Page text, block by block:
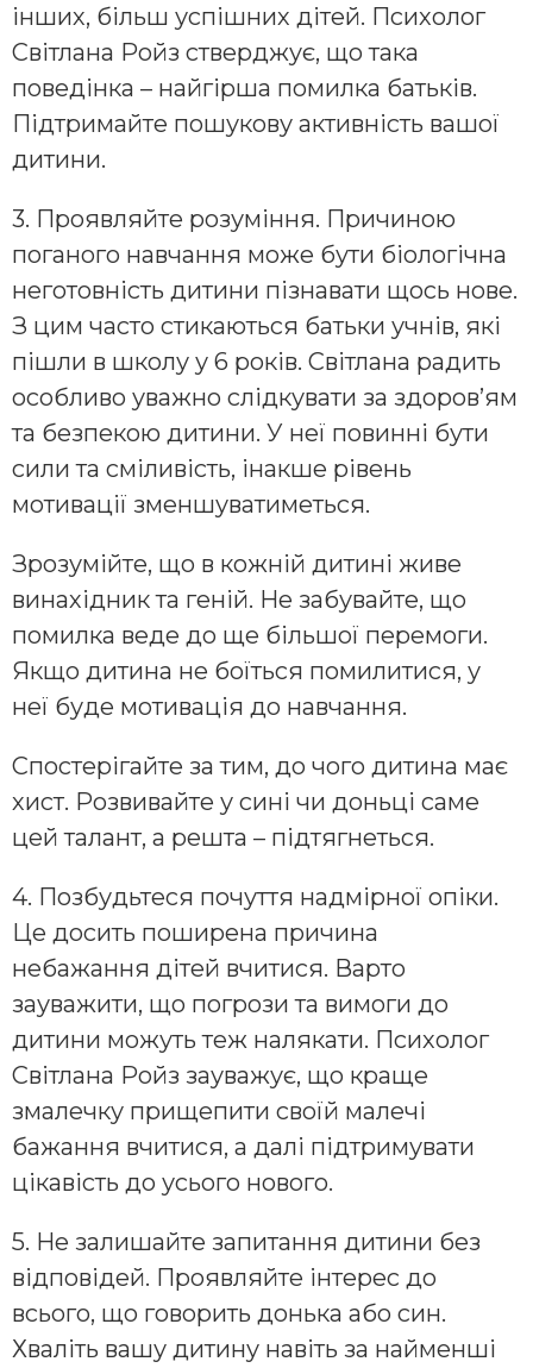
інших, більш успішних дітей. Психолог
Світлана Ройз стверджує, що така
поведінка – найгірша помилка батьків.
Підтримайте пошукову активність вашої
дитини.
3. Проявляйте розуміння. Причиною
поганого навчання може бути біологічна
неготовність дитини пізнавати щось нове.
З цим часто стикаються батьки учнів, які
пішли в школу у 6 років. Світлана радить
особливо уважно слідкувати за здоров’ям
та безпекою дитини. У неї повинні бути
сили та сміливість, інакше рівень
мотивації зменшуватиметься.
Зрозумійте, що в кожній дитині живе
винахідник та геній. Не забувайте, що
помилка веде до ще більшої перемоги.
Якщо дитина не боїться помилитися, у
неї буде мотивація до навчання.
Спостерігайте за тим, до чого дитина має
хист. Розвивайте у сині чи доньці саме
цей талант, а решта – підтягнеться.
4. Позбудьтеся почуття надмірної опіки.
Це досить поширена причина
небажання дітей вчитися. Варто
зауважити, що погрози та вимоги до
дитини можуть теж налякати. Психолог
Світлана Ройз зауважує, що краще
змалечку прищепити своїй малечі
бажання вчитися, а далі підтримувати
цікавість до усього нового.
5. Не залишайте запитання дитини без
відповідей. Проявляйте інтерес до
всього, що говорить донька або син.
Хваліть вашу дитину навіть за найменші